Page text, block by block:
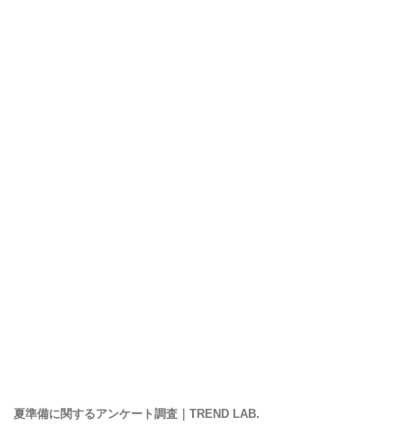
夏準備に関するアンケート調査｜TREND LAB.